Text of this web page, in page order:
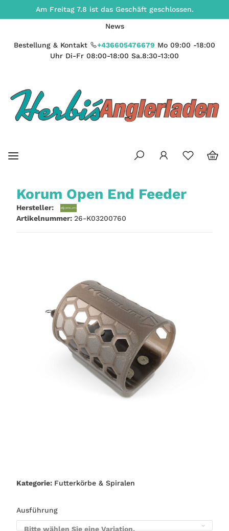
Am Freitag 7.8 ist das Geschäft geschlossen.
News
Bestellung & Kontakt +436605476679 Mo 09:00 -18:00
Uhr Di-Fr 08:00-18:00 Sa.8:30-13:00
Korum Open End Feeder
Hersteller:
Artikelnummer: 26-K03200760
Kategorie: Futterkörbe & Spiralen
Ausführung
Bitte wählen Sie eine Variation.